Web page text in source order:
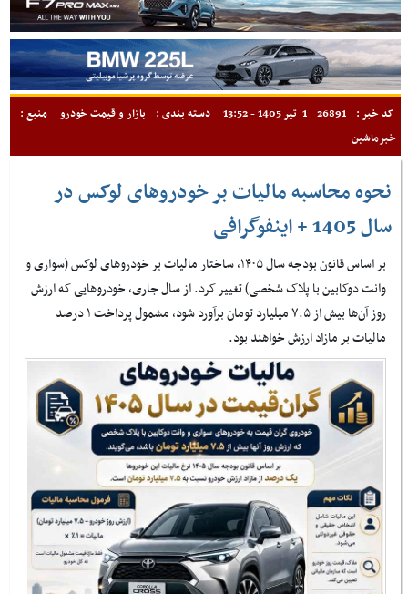
کد خبر : 26891 1 تیر 1405 - 13:52 دسته بندی : بازار و قیمت خودرو
منبع :
خبرماشین
نحوه محاسبه مالیات بر خودروهای لوکس در
سال 1405 + اینفوگرافی
بر اساس قانون بودجه سال ۱۴۰۵، ساختار مالیات بر خودروهای لوکس (سواری و
وانت دوکابین با پلاک شخصی) تغییر کرد. از سال جاری، خودروهایی که ارزش
روز آن‌ها بیش از ۷.۵ میلیارد تومان برآورد شود، مشمول پرداخت ۱ درصد
مالیات بر مازاد ارزش خواهند بود.